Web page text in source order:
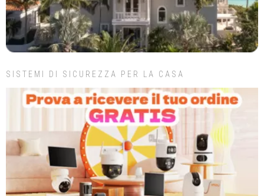
SISTEMI DI SICUREZZA PER LA CASA